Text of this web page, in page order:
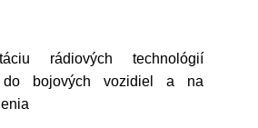
rádiových technológií
do bojových vozidiel a na